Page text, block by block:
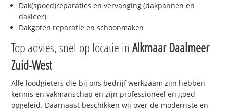
Dak(spoed)reparaties en vervanging (dakpannen en
dakleer)
Dakgoten reparatie en schoonmaken
Top advies, snel op locatie inAlkmaar Daalmeer
Zuid-West
Alle loodgieters die bij ons bedrijf werkzaam zijn hebben
kennis en vakmanschap en zijn professioneel en goed
opgeleid. Daarnaast beschikken wij over de modernste en